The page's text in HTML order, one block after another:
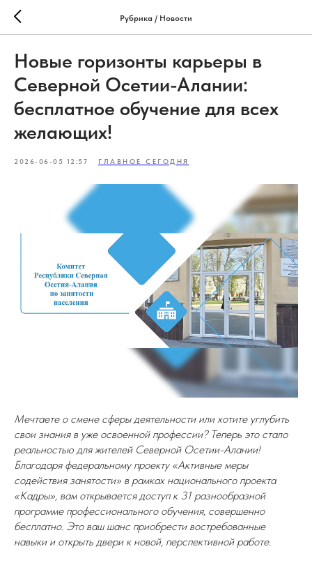
Рубрика / Новости
Новые горизонты карьеры в
Северной Осетии-Алании:
бесплатное обучение для всех
желающих!
2026-06-05 12:57 ГЛАВНОЕ СЕГОДНЯ
Мечтаете о смене сферы деятельности или хотите углубить
свои знания в уже освоенной профессии? Теперь это стало
реальностью для жителей Северной Осетии-Алании!
Благодаря федеральному проекту «Активные меры
содействия занятости» в рамках национального проекта
«Кадры», вам открывается доступ к 31 разнообразной
программе профессионального обучения, совершенно
бесплатно. Это ваш шанс приобрести востребованные
навыки и открыть двери к новой, перспективной работе.